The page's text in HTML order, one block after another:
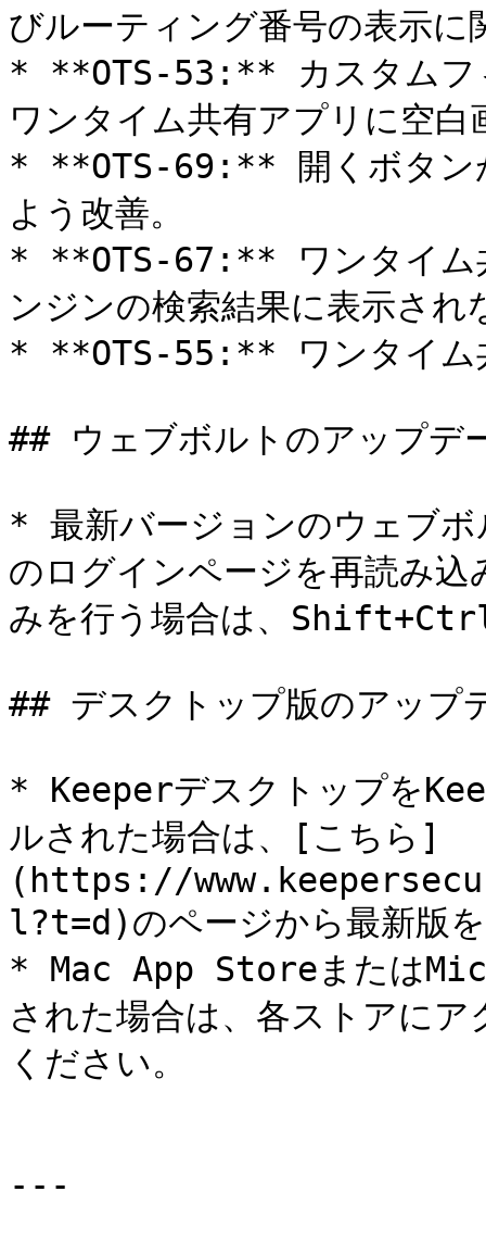
びルーティング番号の表示に
* **OTS-53:** カスタムフ
ワンタイム共有アプリに空
* **OTS-69:** 開くボタン
よう改善。
* **OTS-67:** ワンタイム
ンジンの検索結果に表示され
* **OTS-55:** ワンタイム
## ウェブボルトのアップデ
* 最新バージョンのウェブ
のログインページを再読み
みを行う場合は、
## デスクトップ版のアップ
* Keeperデスクトップを
ルされた場合は、[こちら]
(https://
l?t=d)のページから最新版
* Mac App Storeまたは
された場合は、各ストアに
ください。
---